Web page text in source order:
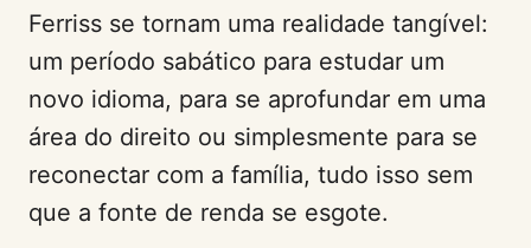
Ferriss se tornam uma realidade tangível:
um período sabático para estudar um
novo idioma, para se aprofundar em uma
área do direito ou simplesmente para se
reconectar com a família, tudo isso sem
que a fonte de renda se esgote.